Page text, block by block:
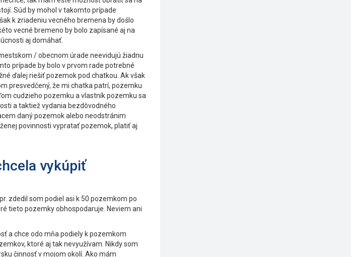
Súd by mohol v takomto prípade
k zriadeniu vecného bremena by došlo
vecné bremeno by bolo zapísané aj na
aj domáhať.
/ obecnom úrade neevidujú žiadnu
prípade by bolo v prvom rade potrebné
ďalej riešiť pozemok pod chatkou. Ak však
presvedčený, že mi chatka patrí, pozemku
cudzieho pozemku a vlastník pozemku sa
a taktiež vydania bezdôvodného
daný pozemok alebo neodstránim
povinnosti vypratať pozemok, platiť aj
vykúpiť
zdedil som podiel asi k 50 pozemkom po
tieto pozemky obhospodaruje. Neviem ani
a chce odo mňa podiely k pozemkom
ktoré aj tak nevyužívam. Nikdy som
činnosť v mojom okolí. Ako mám